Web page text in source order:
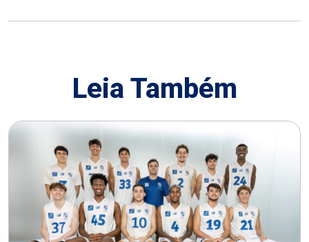
Leia Também